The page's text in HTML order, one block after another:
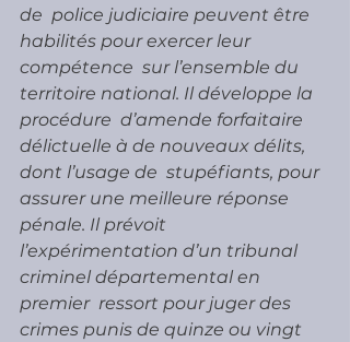
de  police judiciaire peuvent être
habilités pour exercer leur
compétence  sur l’ensemble du
territoire national. Il développe la
procédure  d’amende forfaitaire
délictuelle à de nouveaux délits,
dont l’usage de  stupéfiants, pour
assurer une meilleure réponse
pénale. Il prévoit
l’expérimentation d’un tribunal
criminel départemental en
premier  ressort pour juger des
crimes punis de quinze ou vingt